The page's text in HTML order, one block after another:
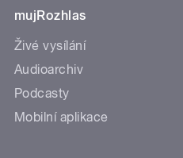
mujRozhlas
Živé vysílání
Audioarchiv
Podcasty
Mobilní aplikace